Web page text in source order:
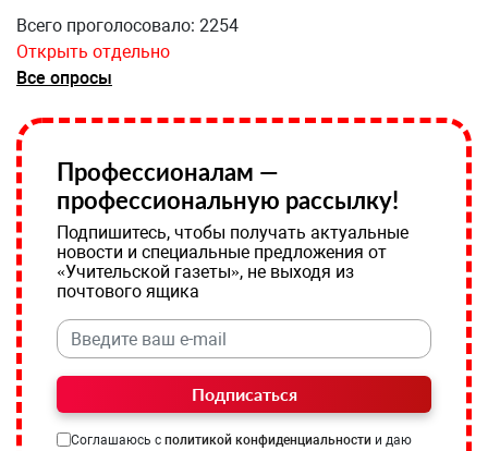
Всего проголосовало: 2254
Открыть отдельно
Все опросы
Профессионалам —
профессиональную рассылку!
Подпишитесь, чтобы получать актуальные
новости и специальные предложения от
«Учительской газеты», не выходя из
почтового ящика
Подписаться
Соглашаюсь с политикой конфиденциальности и даю